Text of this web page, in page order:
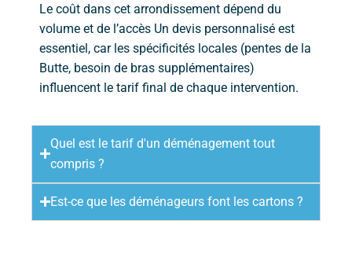
Le coût dans cet arrondissement dépend du
volume et de l’accès Un devis personnalisé est
essentiel, car les spécificités locales (pentes de la
Butte, besoin de bras supplémentaires)
influencent le tarif final de chaque intervention.
Quel est le tarif d'un déménagement tout
compris ?
Est-ce que les déménageurs font les cartons ?